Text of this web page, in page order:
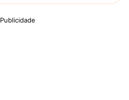
Publicidade